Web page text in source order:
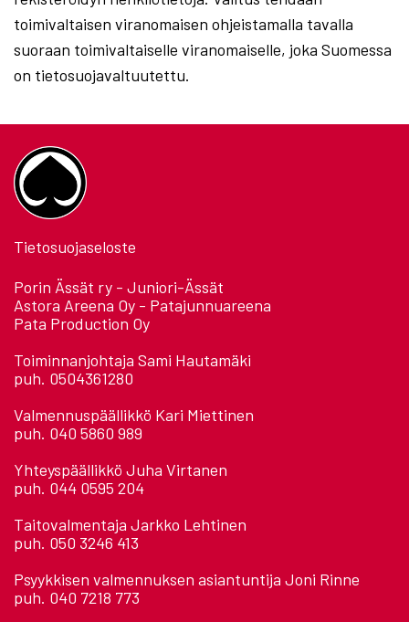
toimivaltaisen viranomaisen ohjeistamalla tavalla
suoraan toimivaltaiselle viranomaiselle, joka Suomessa
on tietosuojavaltuutettu.
Tietosuojaseloste
Porin Ässät ry - Juniori-Ässät
Astora Areena Oy - Patajunnuareena
Pata Production Oy
Toiminnanjohtaja Sami Hautamäki
puh. 0504361280
Valmennuspäällikkö Kari Miettinen
puh. 040 5860 989
Yhteyspäällikkö Juha Virtanen
puh. 044 0595 204
Taitovalmentaja Jarkko Lehtinen
puh. 050 3246 413
Psyykkisen valmennuksen asiantuntija Joni Rinne
puh. 040 7218 773